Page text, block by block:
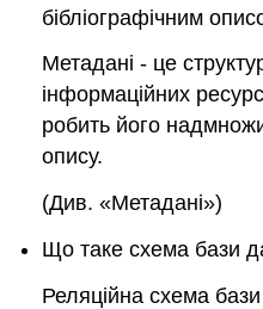
бібліографічним
Метадані - це
інформаційних
робить його
опису.
(Див. «Метадані»)
Що таке схема бази
Реляційна схема